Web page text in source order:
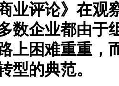
业评论》在观
数企业都由于
上困难重重，
型的典范。